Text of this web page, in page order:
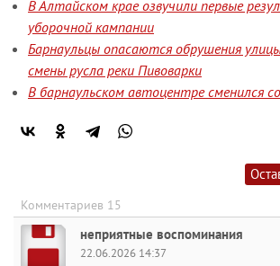
В Алтайском крае озвучили первые
уборочной кампании
Барнаульцы опасаются обрушения
смены русла реки Пивоварки
В барнаульском автоцентре сменился
Комментариев 15
неприятные воспоминания
22.06.2026 14:37